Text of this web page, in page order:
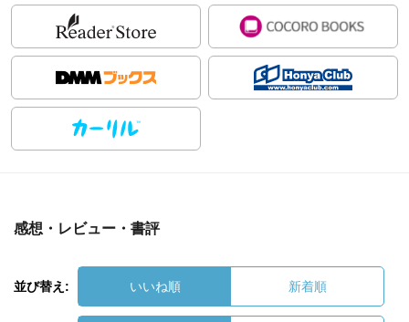
感想・レビュー・書評
並び替え: いいね順 新着順